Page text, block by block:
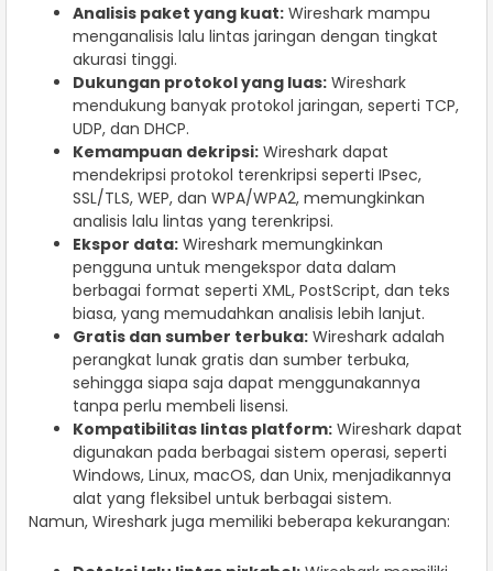
Analisis paket yang kuat: Wireshark mampu
menganalisis lalu lintas jaringan dengan tingkat
akurasi tinggi.
Dukungan protokol yang luas: Wireshark
mendukung banyak protokol jaringan, seperti TCP,
UDP, dan DHCP.
Kemampuan dekripsi: Wireshark dapat
mendekripsi protokol terenkripsi seperti IPsec,
SSL/TLS, WEP, dan WPA/WPA2, memungkinkan
analisis lalu lintas yang terenkripsi.
Ekspor data: Wireshark memungkinkan
pengguna untuk mengekspor data dalam
berbagai format seperti XML, PostScript, dan teks
biasa, yang memudahkan analisis lebih lanjut.
Gratis dan sumber terbuka: Wireshark adalah
perangkat lunak gratis dan sumber terbuka,
sehingga siapa saja dapat menggunakannya
tanpa perlu membeli lisensi.
Kompatibilitas lintas platform: Wireshark dapat
digunakan pada berbagai sistem operasi, seperti
Windows, Linux, macOS, dan Unix, menjadikannya
alat yang fleksibel untuk berbagai sistem.
Namun, Wireshark juga memiliki beberapa kekurangan: